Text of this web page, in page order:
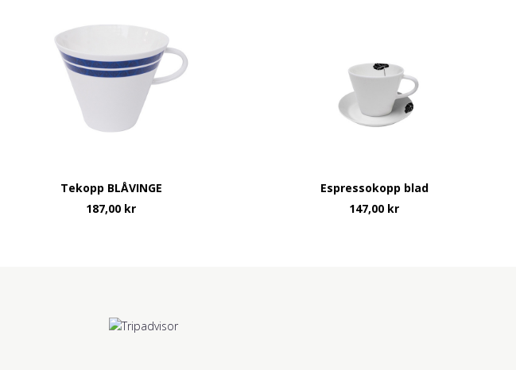
Tekopp BLÅVINGE
187,00 kr
Espressokopp blad
147,00 kr